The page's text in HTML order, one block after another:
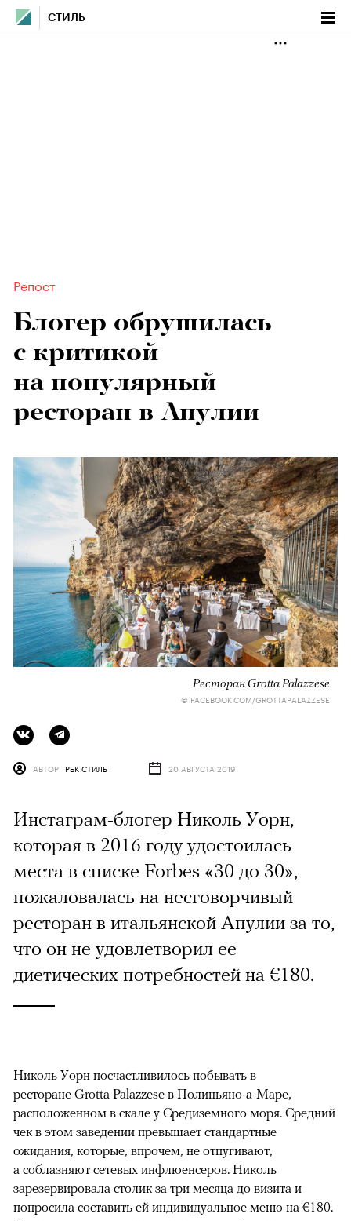
СТИЛЬ
Репост
Блогер обрушилась
с критикой
на популярный
ресторан в Апулии
Ресторан Grotta Palazzese
© FACEBOOK.COM/GROTTAPALAZZESE
АВТОР РБК СТИЛЬ 20 АВГУСТА 2019
Инстаграм-блогер Николь Уорн,
которая в 2016 году удостоилась
места в списке Forbes «30 до 30»,
пожаловалась на несговорчивый
ресторан в итальянской Апулии за то,
что он не удовлетворил ее
диетических потребностей на €180.
Николь Уорн посчастливилось побывать в
ресторане Grotta Palazzese в Полиньяно-а-Маре,
расположенном в скале у Средиземного моря. Средний
чек в этом заведении превышает стандартные
ожидания, которые, впрочем, не отпугивают,
а соблазняют сетевых инфлюенсеров. Николь
зарезервировала столик за три месяца до визита и
попросила составить ей индивидуальное меню на €180.